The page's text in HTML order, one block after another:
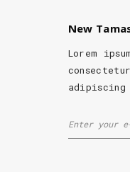
New
Lorem
consectetur